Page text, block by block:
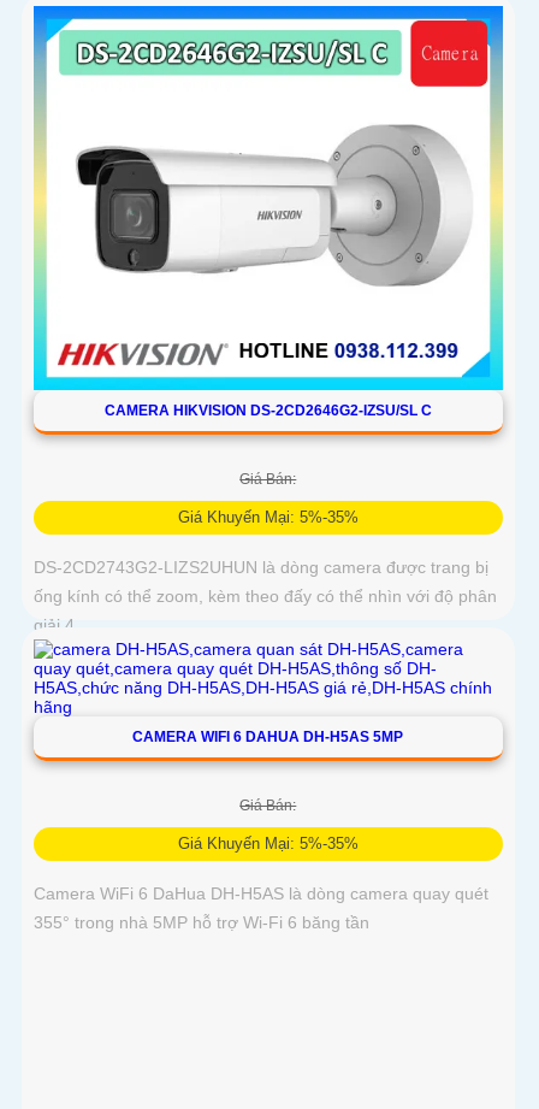
CAMERA HIKVISION DS-2CD2646G2-IZSU/SL C
Giá Bán:
Giá Khuyến Mại: 5%-35%
DS-2CD2743G2-LIZS2UHUN là dòng camera được trang bị
ống kính có thể zoom, kèm theo đấy có thể nhìn với độ phân
giải 4
CAMERA WIFI 6 DAHUA DH-H5AS 5MP
Giá Bán:
Giá Khuyến Mại: 5%-35%
Camera WiFi 6 DaHua DH-H5AS là dòng camera quay quét
355° trong nhà 5MP hỗ trợ Wi-Fi 6 băng tần